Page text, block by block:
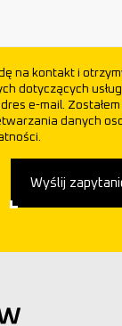
na kontakt i
dotyczących
e-mail.
danych
Wyślij